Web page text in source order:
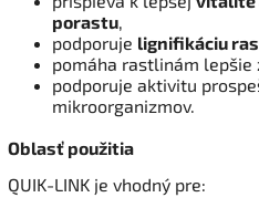
porastu,
podporuje lignifikáciu
pomáha rastlinám lepšie
podporuje aktivitu
mikroorganizmov.
Oblasť použitia
QUIK-LINK je vhodný pre: